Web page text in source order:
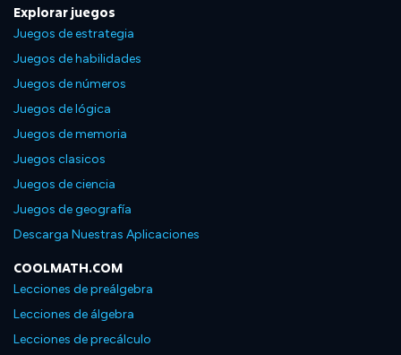
Explorar juegos
Juegos de estrategia
Juegos de habilidades
Juegos de números
Juegos de lógica
Juegos de memoria
Juegos clasicos
Juegos de ciencia
Juegos de geografía
Descarga Nuestras Aplicaciones
COOLMATH.COM
Lecciones de preálgebra
Lecciones de álgebra
Lecciones de precálculo